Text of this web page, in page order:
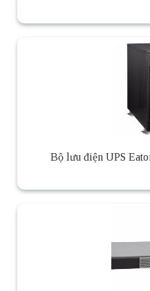
Bộ lưu điện UPS